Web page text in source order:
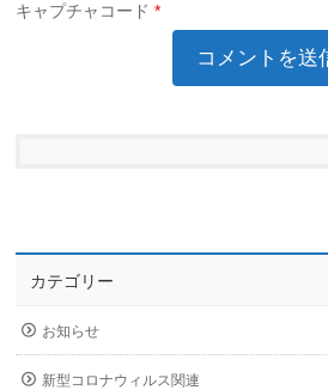
キャプチャコード *
カテゴリー
お知らせ
新型コロナウィルス関連